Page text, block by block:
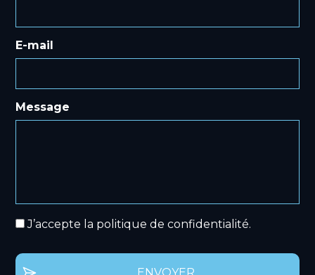
E-mail
Message
* J’accepte la politique de confidentialité.